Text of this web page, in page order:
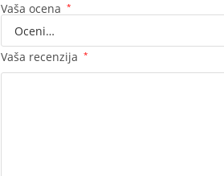
Vaša ocena *
Vaša recenzija *